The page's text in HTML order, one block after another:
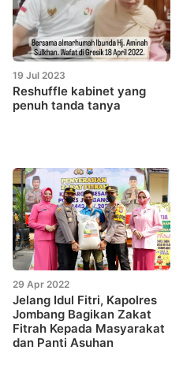
19 Jul 2023
Reshuffle kabinet yang
penuh tanda tanya
29 Apr 2022
Jelang Idul Fitri, Kapolres
Jombang Bagikan Zakat
Fitrah Kepada Masyarakat
dan Panti Asuhan